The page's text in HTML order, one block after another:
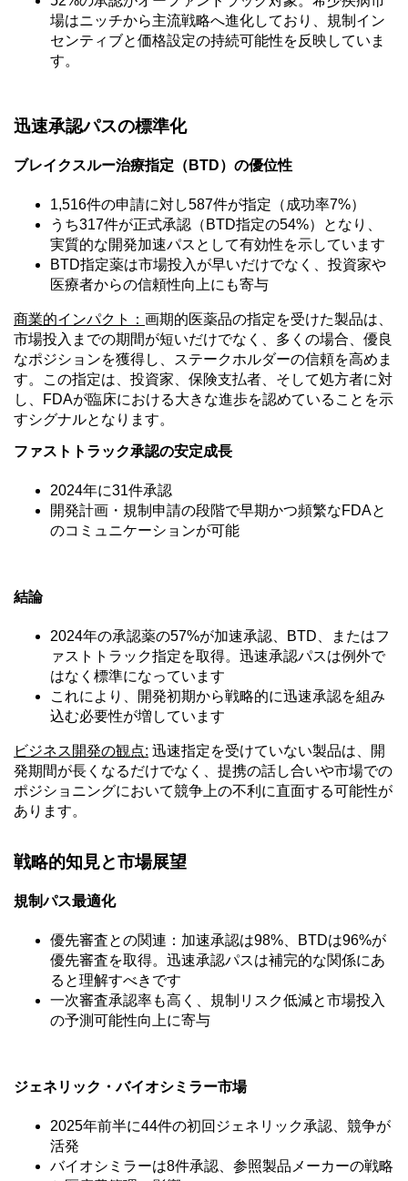
場はニッチから主流戦略へ進化しており、規制イン
センティブと価格設定の持続可能性を反映していま
す。
迅速承認パスの標準化
ブレイクスルー治療指定（ BTD）の優位性
1,516件の申請に対し587件が指定（成功率7%）
うち317件が正式承認（BTD指定の54%）となり、
実質的な開発加速パスとして有効性を示しています
BTD指定薬は市場投入が早いだけでなく、投資家や
医療者からの信頼性向上にも寄与
商業的インパクト： 画期的医薬品の指定を受けた製品は、
市場投入までの期間が短いだけでなく、多くの場合、優良
なポジションを獲得し、ステークホルダーの信頼を高めま
す。この指定は、投資家、保険支払者、そして処方者に対
し、FDAが臨床における大きな進歩を認めていることを示
すシグナルとなります。
ファストトラック承認の安定成長
2024年に31件承認
開発計画・規制申請の段階で早期かつ頻繁なFDAと
のコミュニケーションが可能
結論
2024年の承認薬の57%が加速承認、BTD、またはフ
ァストトラック指定を取得。迅速承認パスは例外で
はなく標準になっています
これにより、開発初期から戦略的に迅速承認を組み
込む必要性が増しています
ビジネス開発の観点: 迅速指定を受けていない製品は、開
発期間が長くなるだけでなく、提携の話し合いや市場での
ポジショニングにおいて競争上の不利に直面する可能性が
あります。
戦略的知見と市場展望
規制パス最適化
優先審査との関連：加速承認は98%、BTDは96%が
優先審査を取得。迅速承認パスは補完的な関係にあ
ると理解すべきです
一次審査承認率も高く、規制リスク低減と市場投入
の予測可能性向上に寄与
ジェネリック・バイオシミラー市場
2025年前半に44件の初回ジェネリック承認、競争が
活発
バイオシミラーは8件承認、参照製品メーカーの戦略